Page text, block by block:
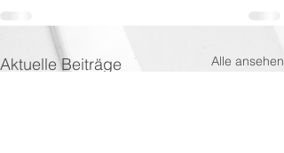
Aktuelle Beiträge Alle ansehen